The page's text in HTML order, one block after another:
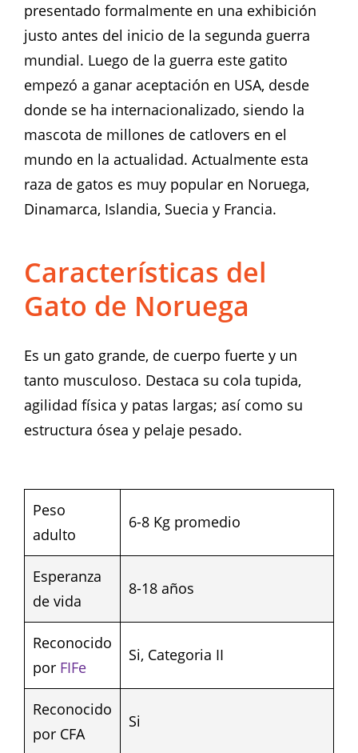
presentado formalmente en una exhibición
justo antes del inicio de la segunda guerra
mundial. Luego de la guerra este gatito
empezó a ganar aceptación en USA, desde
donde se ha internacionalizado, siendo la
mascota de millones de catlovers en el
mundo en la actualidad. Actualmente esta
raza de gatos es muy popular en Noruega,
Dinamarca, Islandia, Suecia y Francia.
Características del
Gato de Noruega
Es un gato grande, de cuerpo fuerte y un
tanto musculoso. Destaca su cola tupida,
agilidad física y patas largas; así como su
estructura ósea y pelaje pesado.
Peso
adulto
6-8 Kg promedio
Esperanza
de vida
8-18 años
Reconocido
por FIFe
Si, Categoria II
Reconocido
por CFA
Si